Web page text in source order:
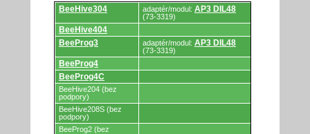
Podporovaný
programátormi
a
programovacími
adaptérmi/modulmi.
BeeHive304 adaptér/modul: AP3 DIL48
(73-3319)
BeeHive404
BeeProg3
adaptér/modul: AP3 DIL48
(73-3319)
BeeProg4
BeeProg4C
BeeHive204 (bez
podpory)
BeeHive208S (bez
podpory)
BeeProg2 (bez